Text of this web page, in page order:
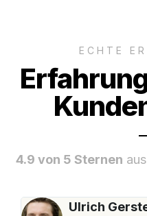
ECHTE
4.9 von 5 Sternen
Ulrich